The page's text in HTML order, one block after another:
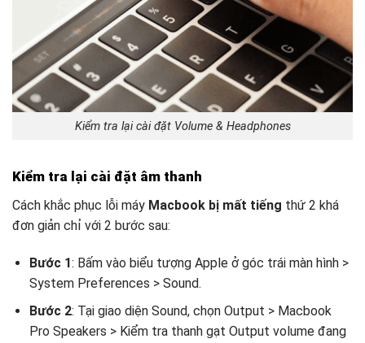
Kiểm tra lại cài đặt Volume & Headphones
Kiểm tra lại cài đặt âm thanh
Cách khắc phục lỗi máy Macbook bị mất tiếng thứ 2 khá
đơn giản chỉ với 2 bước sau:
Bước 1: Bấm vào biểu tượng Apple ở góc trái màn hình >
System Preferences > Sound.
Bước 2: Tại giao diện Sound, chọn Output > Macbook
Pro Speakers > Kiểm tra thanh gạt Output volume đang